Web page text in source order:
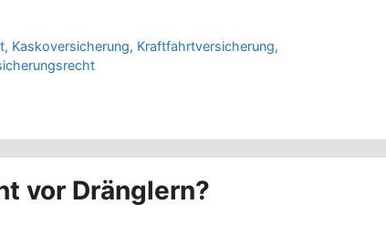
, Kaskoversicherung, Kraftfahrtversicherung,
vor Dränglern?